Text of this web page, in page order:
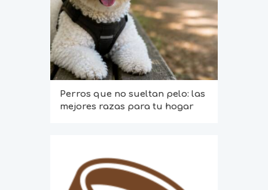
Perros que no sueltan pelo: las
mejores razas para tu hogar